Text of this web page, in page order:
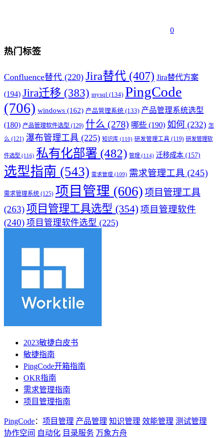
0
热门标签
Confluence替代 (220) Jira替代 (407) Jira替代方案
(194) Jira迁移 (383) mysql (134) PingCode
(706) windows (162) 产品管理系统 (133) 产品管理系统选型
(180) 产品管理软件选型 (129) 什么 (278) 哪些 (190) 如何 (232) 怎
么 (121) 瀑布管理工具 (225) 知识库 (110) 研发管理工具 (119) 研发管理软
件选型 (116) 私有化部署 (482) 管理 (114) 迁移成本 (157)
选型指南 (543) 需求管理 (109) 需求管理工具 (245)
需求管理系统 (125) 项目管理 (606) 项目管理工具
(263)项目管理工具选型 (354) 项目管理软件
(240) 项目管理软件选型 (225)
2023敏捷白皮书
敏捷指南
PingCode开箱指南
OKR指南
需求管理指南
项目管理指南
PingCode： 项目管理 产品管理 知识管理 效能管理 测试管理
协作空间 自动化 目录服务 万象方舟